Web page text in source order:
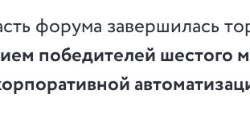
форума завершилась
победителей шестого